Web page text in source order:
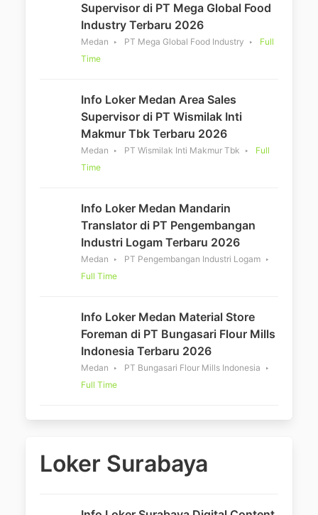
Supervisor di PT Mega Global Food
Industry Terbaru 2026
Medan PT Mega Global Food Industry
Full
Time
Info Loker Medan Area Sales
Supervisor di PT Wismilak Inti
Makmur Tbk Terbaru 2026
Medan PT Wismilak Inti Makmur Tbk
Full
Time
Info Loker Medan Mandarin
Translator di PT Pengembangan
Industri Logam Terbaru 2026
Medan
PT Pengembangan Industri Logam
Full Time
Info Loker Medan Material Store
Foreman di PT Bungasari Flour Mills
Indonesia Terbaru 2026
Medan
PT Bungasari Flour Mills Indonesia
Full Time
Loker Surabaya